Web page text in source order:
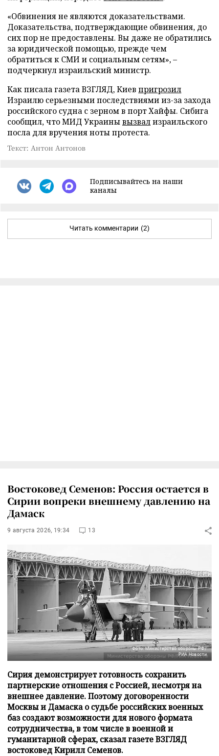
«Обвинения не являются доказательствами.
Доказательства, подтверждающие обвинения, до
сих пор не предоставлены. Вы даже не обратились
за юридической помощью, прежде чем
обратиться к СМИ и социальным сетям», –
подчеркнул израильский министр.
Как писала газета ВЗГЛЯД, Киев пригрозил
Израилю серьезными последствиями из-за захода
российского судна с зерном в порт Хайфы. Сибига
сообщил, что МИД Украинывызвализраильского
посла для вручения ноты протеста.
Текст: Антон Антонов
Подписывайтесь на наши
каналы
Читать комментарии (2)
Востоковед Семенов: Россия остается в
Сирии вопреки внешнему давлению на
Дамаск
9 августа 2026, 19:34 13
Фото: Министерство обороны РФ/
РИА Новости
Сирия демонстрирует готовность сохранить
партнерские отношения с Россией, несмотря на
внешнее давление. Поэтому договоренности
Москвы и Дамаска о судьбе российских военных
баз создают возможности для нового формата
сотрудничества, в том числе в военной и
гуманитарной сферах, сказал газете ВЗГЛЯД
востоковед Кирилл Семенов.